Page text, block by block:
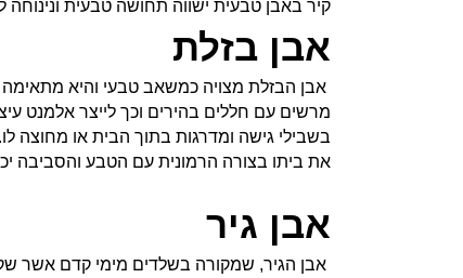
קיר באבן טבעית ישווה תחושה טבעית ונינוחה
אבן בזלת
אבן הבזלת מצויה כמשאב טבעי והיא
מרשים עם חללים בהירים וכך לייצר אלמנט
בשבילי גישה ומדרגות בתוך הבית או מחוצה
את ביתו בצורה הרמונית עם הטבע והסביבה
אבן גיר
אבן הגיר, שמקורה בשלדים מימי קדם אשר